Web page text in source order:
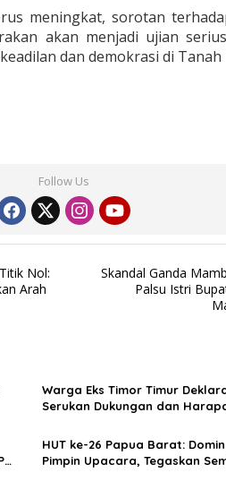
meningkat, sorotan
akan menjadi ujian
dan demokrasi di Tanah
Follow Us
Nol:
Arah
Skandal Ganda
Palsu Istri
Warga Eks Timor Timur
Serukan Dukungan dan
HUT ke-26 Papua Barat:
Pimpin Upacara, Tegaskan